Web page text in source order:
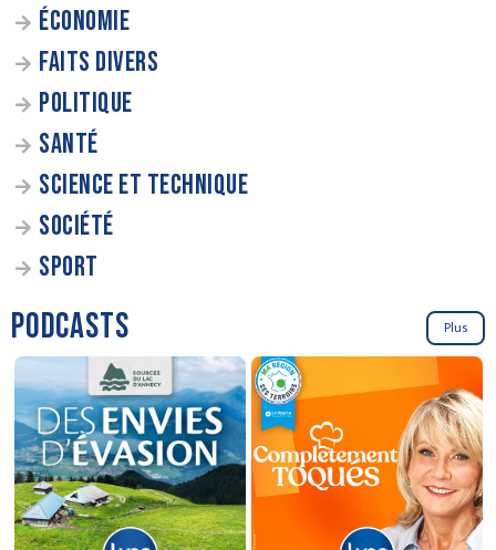
ÉCONOMIE
FAITS DIVERS
POLITIQUE
SANTÉ
SCIENCE ET TECHNIQUE
SOCIÉTÉ
SPORT
PODCASTS Plus